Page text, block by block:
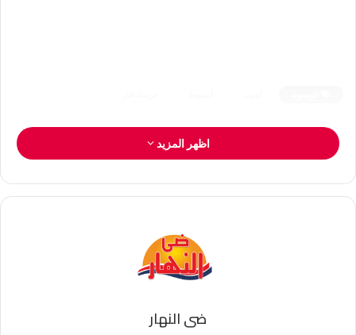
اظهر المزيد
ضى النهار